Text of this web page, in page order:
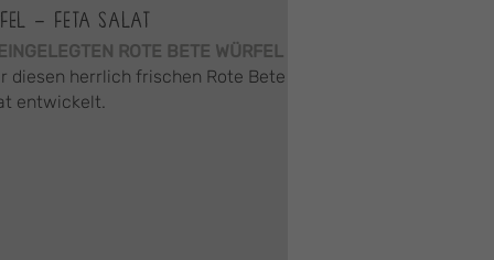
– FETA SALAT
ROTE BETE WÜRFEL
diesen herrlich frischen Rote Bete
entwickelt.